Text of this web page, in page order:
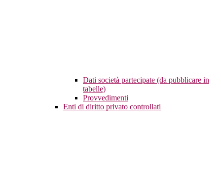
Dati società partecipate (da pubblicare in
tabelle)
Provvedimenti
Enti di diritto privato controllati